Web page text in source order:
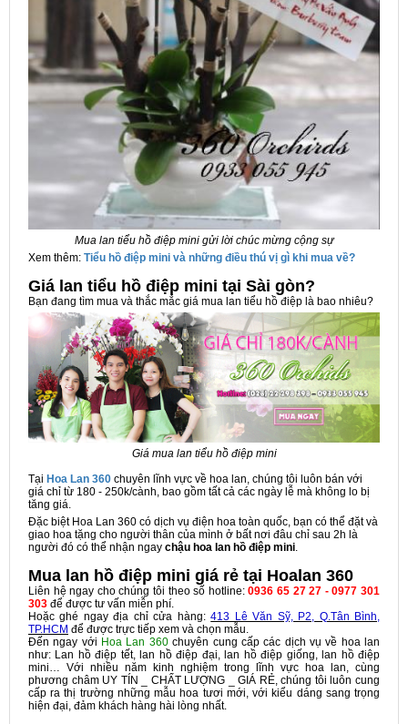
Mua lan tiểu hồ điệp mini gửi lời chúc mừng cộng sự
Xem thêm: Tiểu hồ điệp mini và những điều thú vị gì khi mua về?
Giá lan tiểu hồ điệp mini tại Sài gòn?
Bạn đang tìm mua và thắc mắc giá mua lan tiểu hồ điệp là bao nhiêu?
Giá mua lan tiểu hồ điệp mini
Tại Hoa Lan 360 chuyên lĩnh vực về hoa lan, chúng tôi luôn bán với
giá chỉ từ 180 - 250k/cành, bao gồm tất cả các ngày lễ mà không lo bị
tăng giá.
Đặc biệt Hoa Lan 360 có dịch vụ điện hoa toàn quốc, bạn có thể đặt và
giao hoa tặng cho người thân của mình ở bất nơi đâu chỉ sau 2h là
người đó có thể nhận ngay chậu hoa lan hồ điệp mini.
Mua lan hồ điệp mini giá rẻ tại Hoalan 360
Liên hệ ngay cho chúng tôi theo số hotline:0936 65 27 27 - 0977 301
303 để được tư vấn miễn phí.
Hoặc ghé ngay địa chỉ cửa hàng:413 Lê Văn Sỹ, P2, Q.Tân Bình,
TP.HCM để được trực tiếp xem và chọn mẫu.
Đến ngay với Hoa Lan 360chuyên cung cấp các dịch vụ về hoa lan
như: Lan hồ điệp tết, lan hồ điệp đại, lan hồ điệp giống, lan hồ điệp
mini… Với nhiều năm kinh nghiệm trong lĩnh vực hoa lan, cùng
phương châm UY TÍN _ CHẤT LƯỢNG _ GIÁ RẺ, chúng tôi luôn cung
cấp ra thị trường những mẫu hoa tươi mới, với kiểu dáng sang trọng
hiện đại, đảm khách hàng hài lòng nhất.